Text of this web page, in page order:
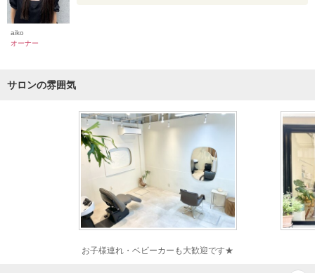
aiko
オーナー
サロンの雰囲気
お子様連れ・ベビーカーも大歓迎です★